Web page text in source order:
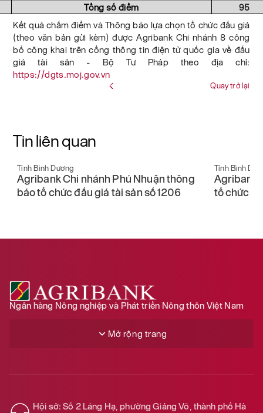
Tổng số điểm
95
Kết quả chấm điểm và Thông báo lựa chọn tổ chức đấu giá
(theo văn bản gửi kèm) được Agribank Chi nhánh 8 công
bố công khai trên cổng thông tin điện tử quốc gia về đấu
giá tài sản - Bộ Tư Pháp theo địa chỉ:
https://dgts.moj.gov.vn
Quay trở lại
Tin liên quan
Tỉnh Bình Dương
Agribank Chi nhánh Phú Nhuận thông
báo tổ chức đấu giá tài sản số 1206
Tỉnh Bình
Agribank
tổ chức
Ngân hàng Nông nghiệp và Phát triển Nông thôn Việt Nam
Mở rộng trang
Hội sở: Số 2 Láng Hạ, phường Giảng Võ, thành phố Hà